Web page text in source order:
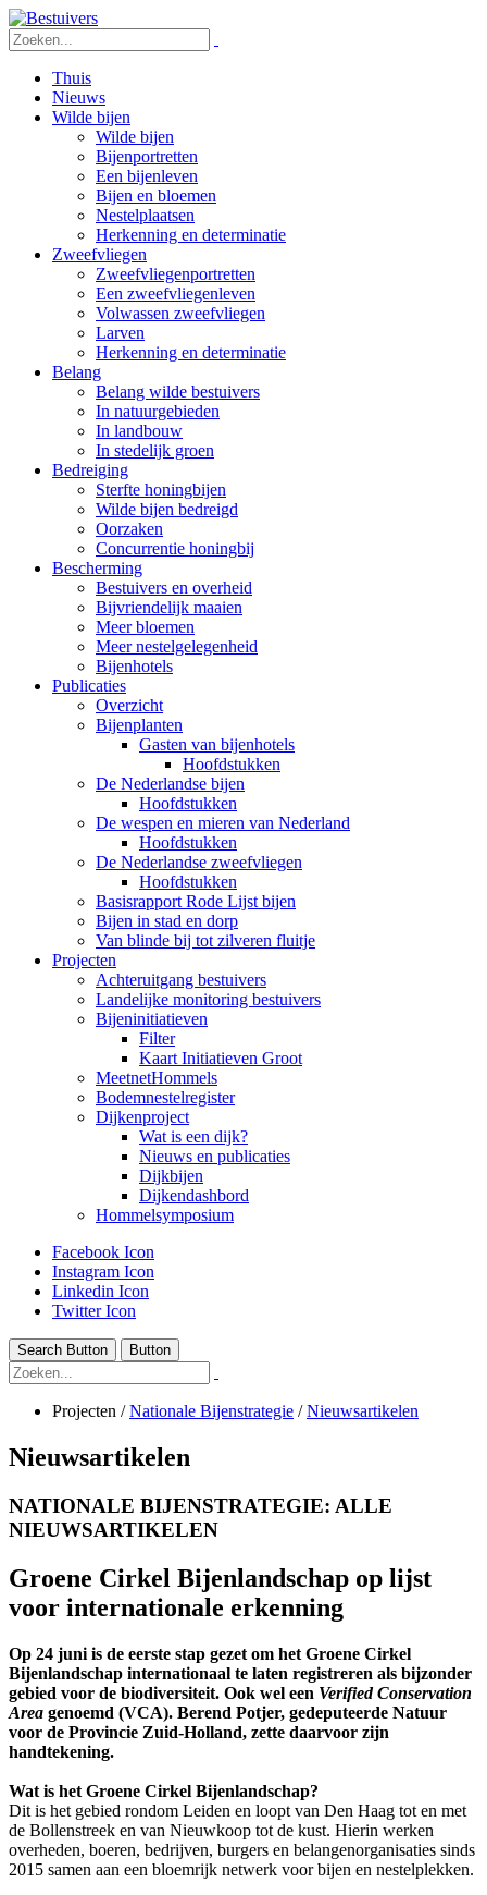
Thuis
Nieuws
Wilde bijen
Wilde bijen
Bijenportretten
Een bijenleven
Bijen en bloemen
Nestelplaatsen
Herkenning en determinatie
Zweefvliegen
Zweefvliegenportretten
Een zweefvliegenleven
Volwassen zweefvliegen
Larven
Herkenning en determinatie
Belang
Belang wilde bestuivers
In natuurgebieden
In landbouw
In stedelijk groen
Bedreiging
Sterfte honingbijen
Wilde bijen bedreigd
Oorzaken
Concurrentie honingbij
Bescherming
Bestuivers en overheid
Bijvriendelijk maaien
Meer bloemen
Meer nestelgelegenheid
Bijenhotels
Publicaties
Overzicht
Bijenplanten
Gasten van bijenhotels
Hoofdstukken
De Nederlandse bijen
Hoofdstukken
De wespen en mieren van Nederland
Hoofdstukken
De Nederlandse zweefvliegen
Hoofdstukken
Basisrapport Rode Lijst bijen
Bijen in stad en dorp
Van blinde bij tot zilveren fluitje
Projecten
Achteruitgang bestuivers
Landelijke monitoring bestuivers
Bijeninitiatieven
Filter
Kaart Initiatieven Groot
MeetnetHommels
Bodemnestelregister
Dijkenproject
Wat is een dijk?
Nieuws en publicaties
Dijkbijen
Dijkendashbord
Hommelsymposium
Facebook Icon
Instagram Icon
Linkedin Icon
Twitter Icon
Search Button Button
Projecten /Nationale Bijenstrategie /Nieuwsartikelen
Nieuwsartikelen
NATIONALE BIJENSTRATEGIE: ALLE
NIEUWSARTIKELEN
Groene Cirkel Bijenlandschap op lijst
voor internationale erkenning
Op 24 juni is de eerste stap gezet om het Groene Cirkel
Bijenlandschap internationaal te laten registreren als bijzonder
gebied voor de biodiversiteit. Ook wel een Verified Conservation
Area genoemd (VCA). Berend Potjer, gedeputeerde Natuur
voor de Provincie Zuid-Holland, zette daarvoor zijn
handtekening.
Wat is het Groene Cirkel Bijenlandschap?
Dit is het gebied rondom Leiden en loopt van Den Haag tot en met
de Bollenstreek en van Nieuwkoop tot de kust. Hierin werken
overheden, boeren, bedrijven, burgers en belangenorganisaties sinds
2015 samen aan een bloemrijk netwerk voor bijen en nestelplekken.